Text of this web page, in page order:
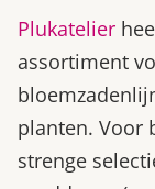
Plukatelier
assortiment
planten. Voor
strenge